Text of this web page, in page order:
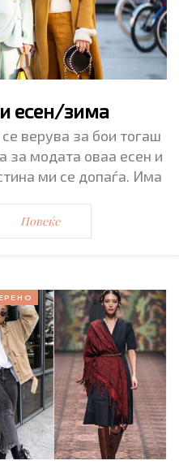
есен/зима
верува за бои тогаш
за модата оваа есен и
ми се допаѓа. Има
Повеќе